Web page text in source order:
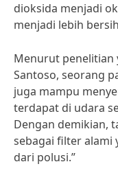
dioksida menjadi
menjadi lebih
Menurut penelitian
Santoso, seorang
juga mampu
terdapat di udara
Dengan demikian,
sebagai filter alami
dari polusi.”